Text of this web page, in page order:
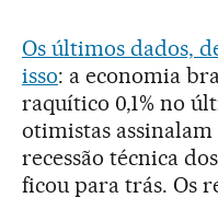
Os últimos dados,
isso: a economia
raquítico 0,1% no
otimistas assinalam
recessão técnica
ficou para trás. Os